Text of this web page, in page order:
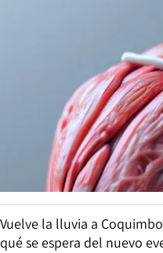
Vuelve la lluvia a
qué se espera del nuevo